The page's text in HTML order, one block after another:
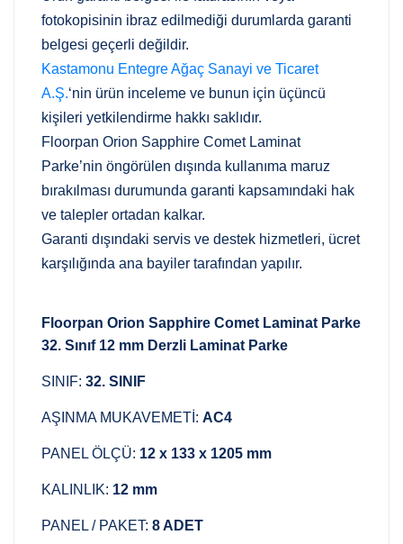
fotokopisinin ibraz edilmediği durumlarda garanti
belgesi geçerli değildir.
Kastamonu Entegre Ağaç Sanayi ve Ticaret
A.Ş.‘nin ürün inceleme ve bunun için üçüncü
kişileri yetkilendirme hakkı saklıdır.
Floorpan Orion Sapphire Comet Laminat
Parke’nin öngörülen dışında kullanıma maruz
bırakılması durumunda garanti kapsamındaki hak
ve talepler ortadan kalkar.
Garanti dışındaki servis ve destek hizmetleri, ücret
karşılığında ana bayiler tarafından yapılır.
Floorpan Orion Sapphire Comet Laminat Parke
32. Sınıf 12 mm Derzli Laminat Parke
SINIF: 32. SINIF
AŞINMA MUKAVEMETİ: AC4
PANEL ÖLÇÜ: 12 х 133 x 1205 mm
KALINLIK: 12 mm
PANEL / PAKET: 8 ADET